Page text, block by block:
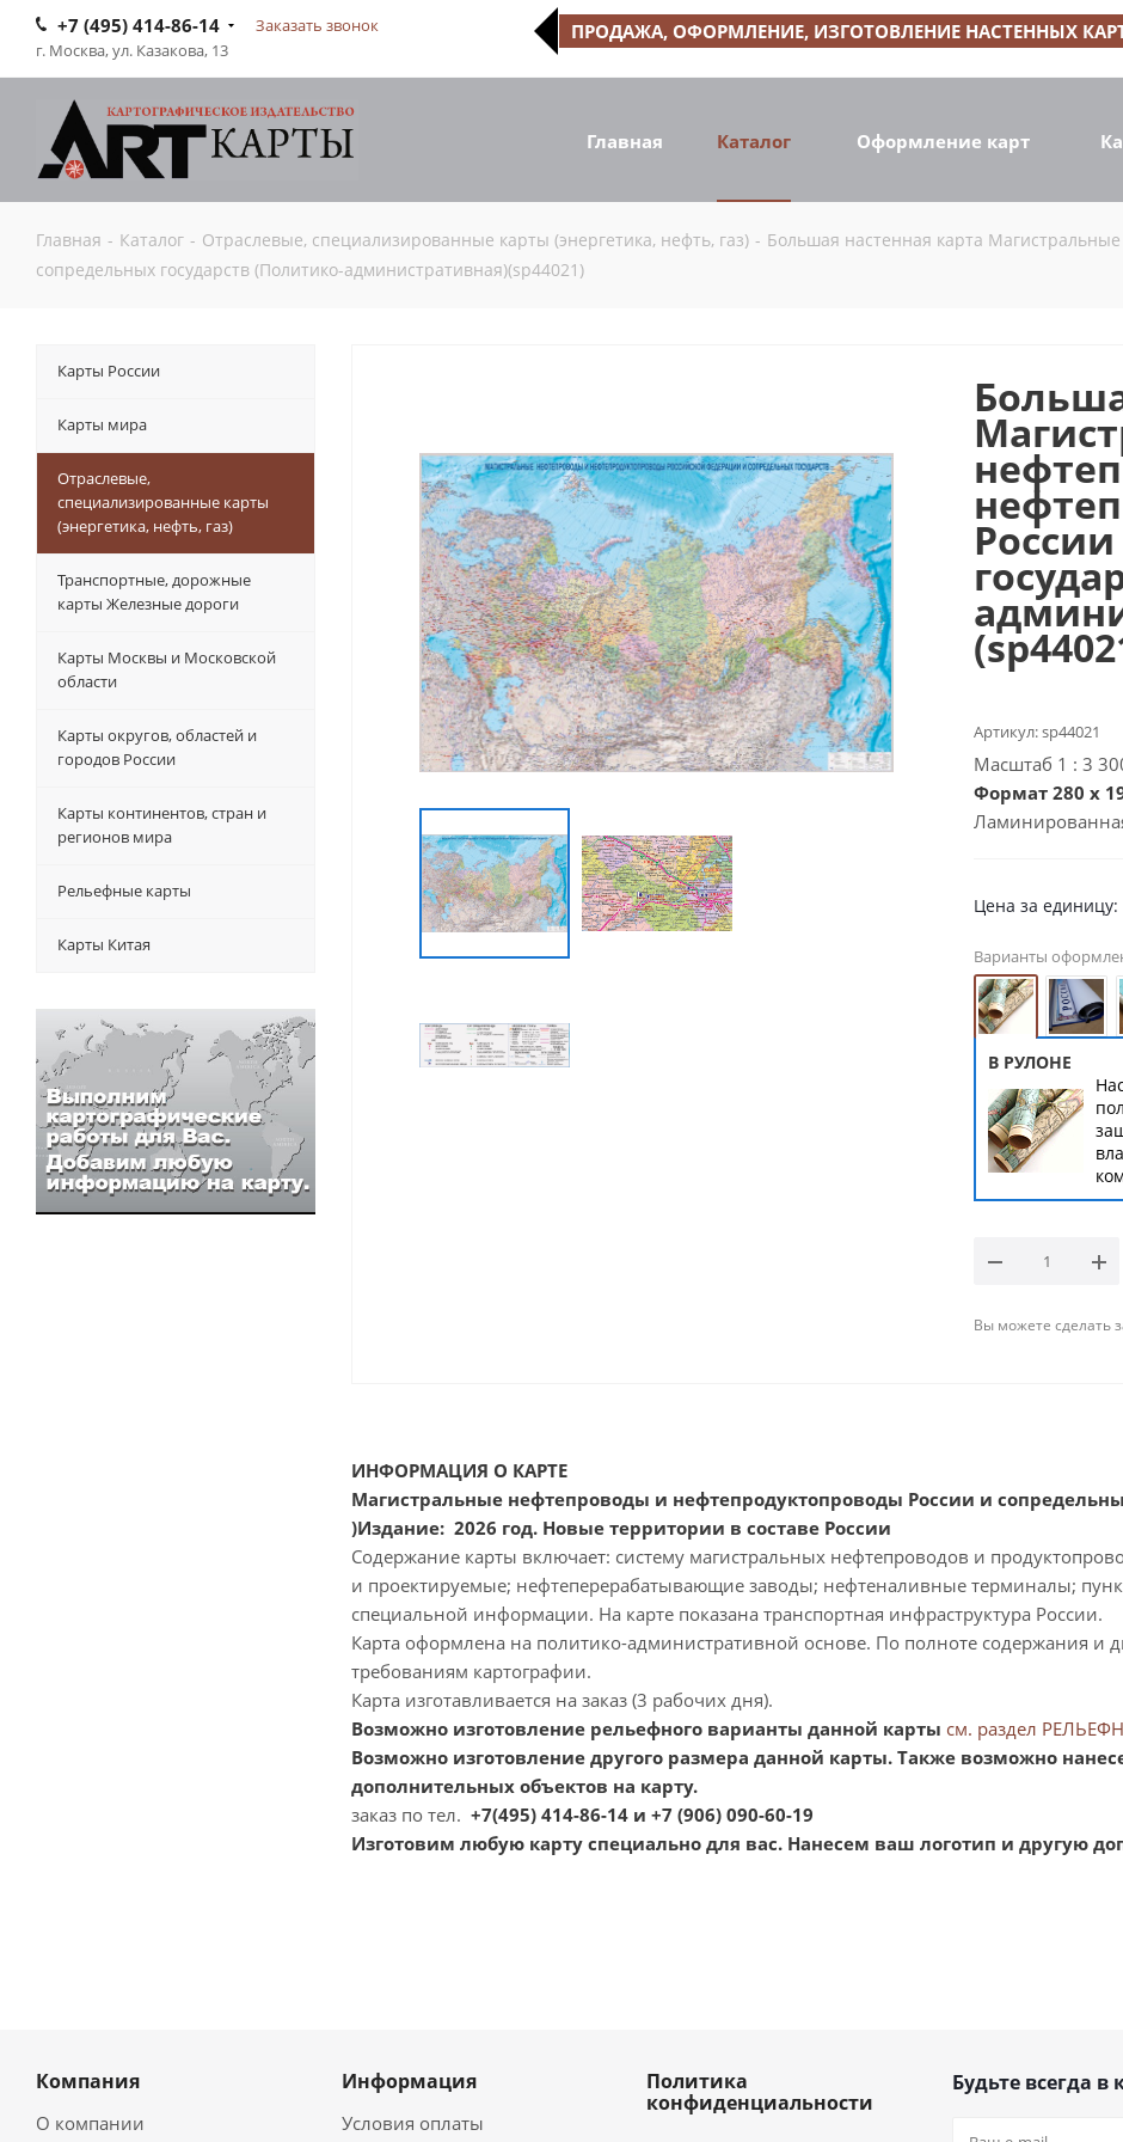
+7 (495) 414-86-14
Заказать звонок
г. Москва, ул. Казакова, 13
ПРОДАЖА, ОФОРМЛЕНИЕ, ИЗГОТОВЛЕНИЕ НАСТЕННЫХ
Главная Каталог Оформление карт
Главная - Каталог - Отраслевые, специализированные карты (энергетика, нефть, газ) - Большая настенная карта
сопредельных государств (Политико-административная)(sp44021)
Артикул:sp44021
Масштаб 1 : 3
Формат 280 х
Цена за единицу:
Варианты
В РУЛОНЕ
Вы можете сделать
ИНФОРМАЦИЯ О КАРТЕ
Магистральные нефтепроводы и нефтепродуктопроводы России и
)Издание: 2026 год. Новые территории в составе России
Содержание карты включает: систему магистральных нефтепроводов и
и проектируемые; нефтеперерабатывающие заводы; нефтеналивные терминалы;
специальной информации. На карте показана транспортная инфраструктура России.
Карта оформлена на политико-административной основе. По полноте содержания и
требованиям картографии.
Карта изготавливается на заказ (3 рабочих дня).
Возможно изготовление рельефного варианты данной карты см. раздел
Возможно изготовление другого размера данной карты. Также возможно
дополнительных объектов на карту.
заказ по тел. +7(495) 414-86-14 и +7 (906) 090-60-19
Изготовим любую карту специально для вас. Нанесем ваш логотип и другую
Карты России
Карты мира
Отраслевые,
специализированные карты
(энергетика, нефть, газ)
Транспортные, дорожные
карты Железные дороги
Карты Москвы и Московской
области
Карты округов, областей и
городов России
Карты континентов, стран и
регионов мира
Рельефные карты
Карты Китая
Компания
О компании
Информация
Условия оплаты
Политика
конфиденциальности
Будьте всегда в